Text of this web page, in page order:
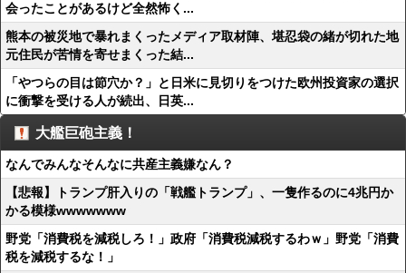
会ったことがあるけど全然怖く...
熊本の被災地で暴れまくったメディア取材陣、堪忍袋の緒が切れた地
元住民が苦情を寄せまくった結...
「やつらの目は節穴か？」と日米に見切りをつけた欧州投資家の選択
に衝撃を受ける人が続出、日英...
大艦巨砲主義！
なんでみんなそんなに共産主義嫌なん？
【悲報】トランプ肝入りの「戦艦トランプ」、一隻作るのに4兆円か
かる模様wwwwwww
野党「消費税を減税しろ！」政府「消費税減税するわｗ」野党「消費
税を減税するな！」